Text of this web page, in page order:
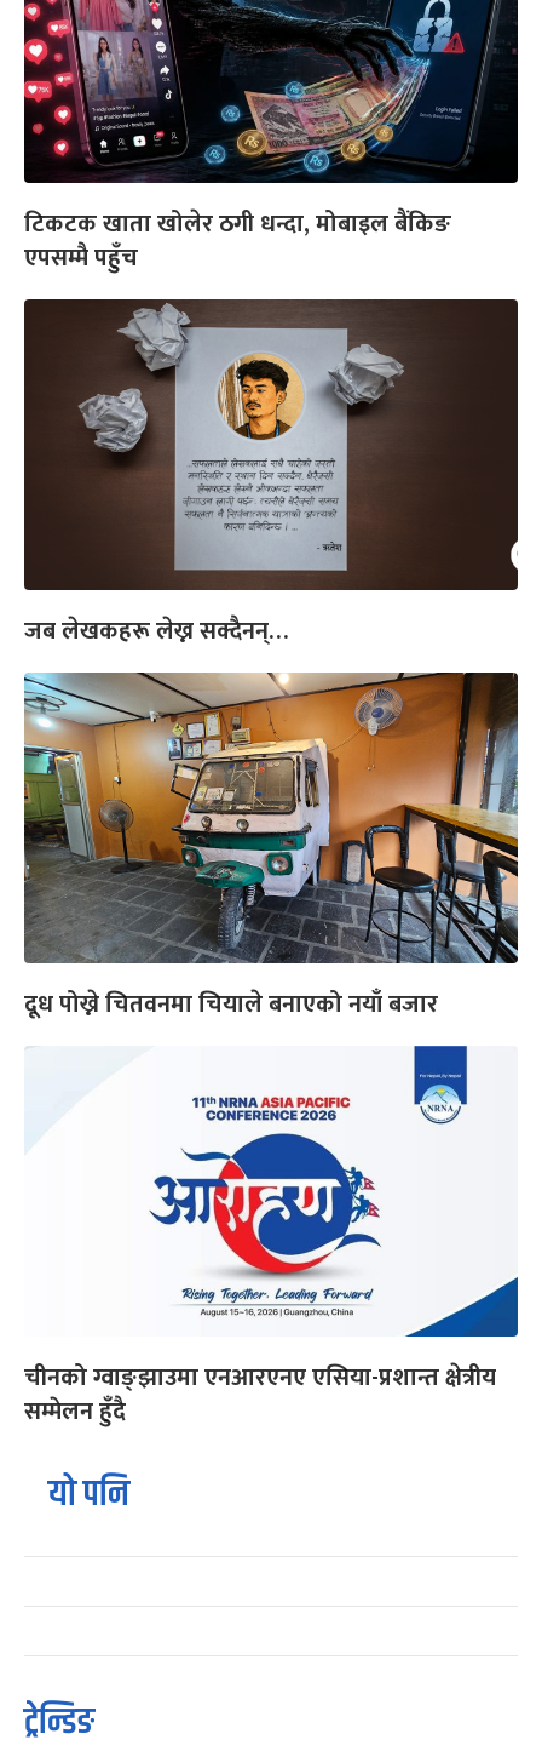
टिकटक खाता खोलेर ठगी धन्दा, मोबाइल बैंकिङ
एपसम्मै पहुँच
जब लेखकहरू लेख्न सक्दैनन्…
दूध पोख्ने चितवनमा चियाले बनाएको नयाँ बजार
चीनको ग्वाङ्झाउमा एनआरएनए एसिया-प्रशान्त क्षेत्रीय
सम्मेलन हुँदै
यो पनि
ट्रेन्डिङ